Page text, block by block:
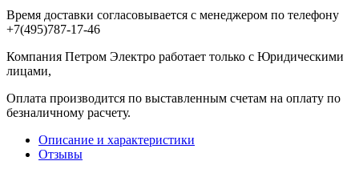
Время доставки согласовывается с менеджером по телефону
+7(495)787-17-46
Компания Петром Электро работает только с Юридическими
лицами,
Оплата производится по выставленным счетам на оплату по
безналичному расчету.
Описание и характеристики
Отзывы